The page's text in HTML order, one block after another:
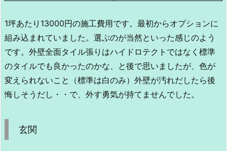
1坪あたり13000円の施工費用です。最初からオプションに
組み込まれていました。選ぶのが当然といった感じのよう
です。外壁全面タイル張りはハイドロテクトではなく標準
のタイルでも良かったのかな、と後で思いましたが、色が
変えられないこと（標準は白のみ）外壁が汚れだしたら後
悔しそうだし・・で、外す勇気が持てませんでした。
玄関